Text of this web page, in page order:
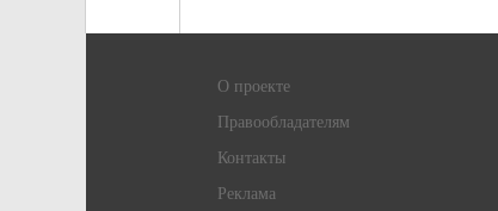
О проекте
Правообладателям
Контакты
Реклама